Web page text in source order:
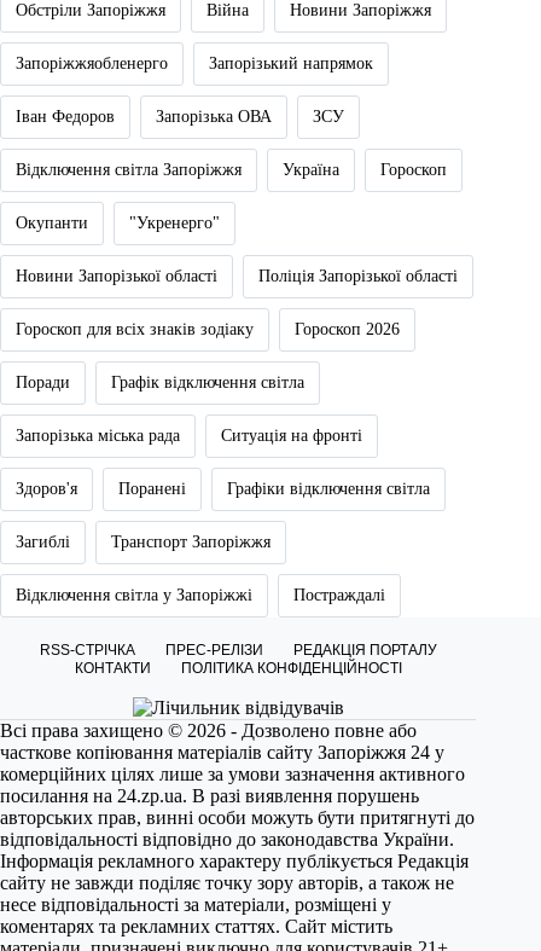
Обстріли Запоріжжя Війна Новини Запоріжжя
Запоріжжяобленерго Запорізький напрямок
Іван Федоров Запорізька ОВА ЗСУ
Відключення світла Запоріжжя Україна Гороскоп
Окупанти "Укренерго"
Новини Запорізької області Поліція Запорізької області
Гороскоп для всіх знаків зодіаку Гороскоп 2026
Поради Графік відключення світла
Запорізька міська рада Ситуація на фронті
Здоров'я Поранені Графіки відключення світла
Загиблі Транспорт Запоріжжя
Відключення світла у Запоріжжі Постраждалі
RSS-СТРІЧКА ПРЕС-РЕЛІЗИ
РЕДАКЦІЯ ПОРТАЛУ
КОНТАКТИ
ПОЛІТИКА КОНФІДЕНЦІЙНОСТІ
Всі права захищено © 2026 - Дозволено повне або
часткове копіювання матеріалів сайту Запоріжжя 24 у
комерційних цілях лише за умови зазначення активного
посилання на 24.zp.ua. В разі виявлення порушень
авторських прав, винні особи можуть бути притягнуті до
відповідальності відповідно до законодавства України.
Інформація рекламного характеру публікується Редакція
сайту не завжди поділяє точку зору авторів, а також не
несе відповідальності за матеріали, розміщені у
коментарях та рекламних статтях. Сайт містить